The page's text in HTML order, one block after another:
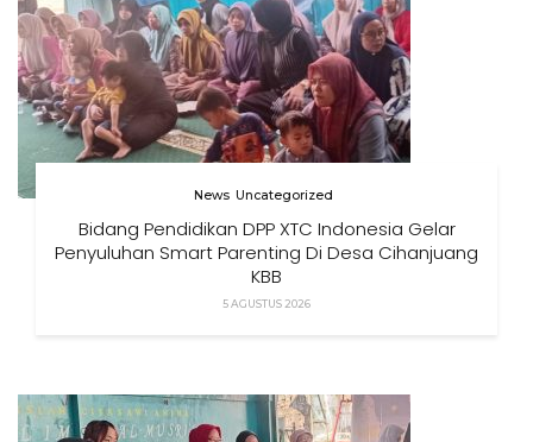
News Uncategorized
Bidang Pendidikan DPP XTC Indonesia Gelar
Penyuluhan Smart Parenting Di Desa Cihanjuang
KBB
5 AGUSTUS 2026